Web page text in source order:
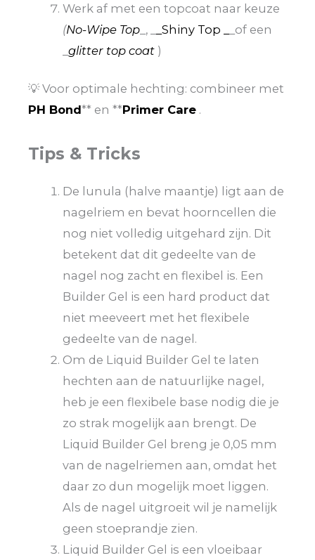
Werk af met een topcoat naar keuze
(No-Wipe Top _, _ _Shiny Top _
_of een
_glitter top coat )
💡 Voor optimale hechting: combineer met
PH Bond** en **Primer Care .
Tips & Tricks
De lunula (halve maantje) ligt aan de
nagelriem en bevat hoorncellen die
nog niet volledig uitgehard zijn. Dit
betekent dat dit gedeelte van de
nagel nog zacht en flexibel is. Een
Builder Gel is een hard product dat
niet meeveert met het flexibele
gedeelte van de nagel.
Om de Liquid Builder Gel te laten
hechten aan de natuurlijke nagel,
heb je een flexibele base nodig die je
zo strak mogelijk aan brengt. De
Liquid Builder Gel breng je 0,05 mm
van de nagelriemen aan, omdat het
daar zo dun mogelijk moet liggen.
Als de nagel uitgroeit wil je namelijk
geen stoeprandje zien.
Liquid Builder Gel is een vloeibaar